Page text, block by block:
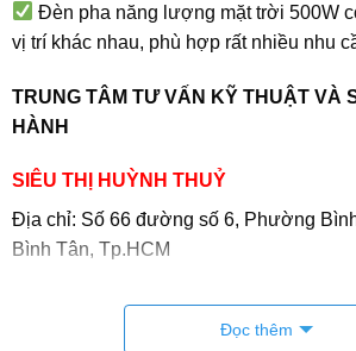
Đèn pha năng lượng mặt trời 500W
vị trí khác nhau, phù hợp rất nhiều nhu
TRUNG TÂM TƯ VẤN KỸ THUẬT VÀ
HÀNH
SIÊU THỊ HUỲNH THUỶ
Địa chỉ: Số 66 đường số 6, Phường
Bình Tân, Tp.HCM
0903.312.609Mrs Nga /
Đọc thêm